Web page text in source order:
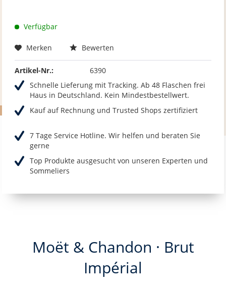
Verfügbar
Merken Bewerten
Artikel-Nr.:
6390
Schnelle Lieferung mit Tracking. Ab 48 Flaschen frei
Haus in Deutschland. Kein Mindestbestellwert.
Kauf auf Rechnung und Trusted Shops zertifiziert
7 Tage Service Hotline. Wir helfen und beraten Sie
gerne
Top Produkte ausgesucht von unseren Experten und
Sommeliers
Moët & Chandon · Brut
Impérial